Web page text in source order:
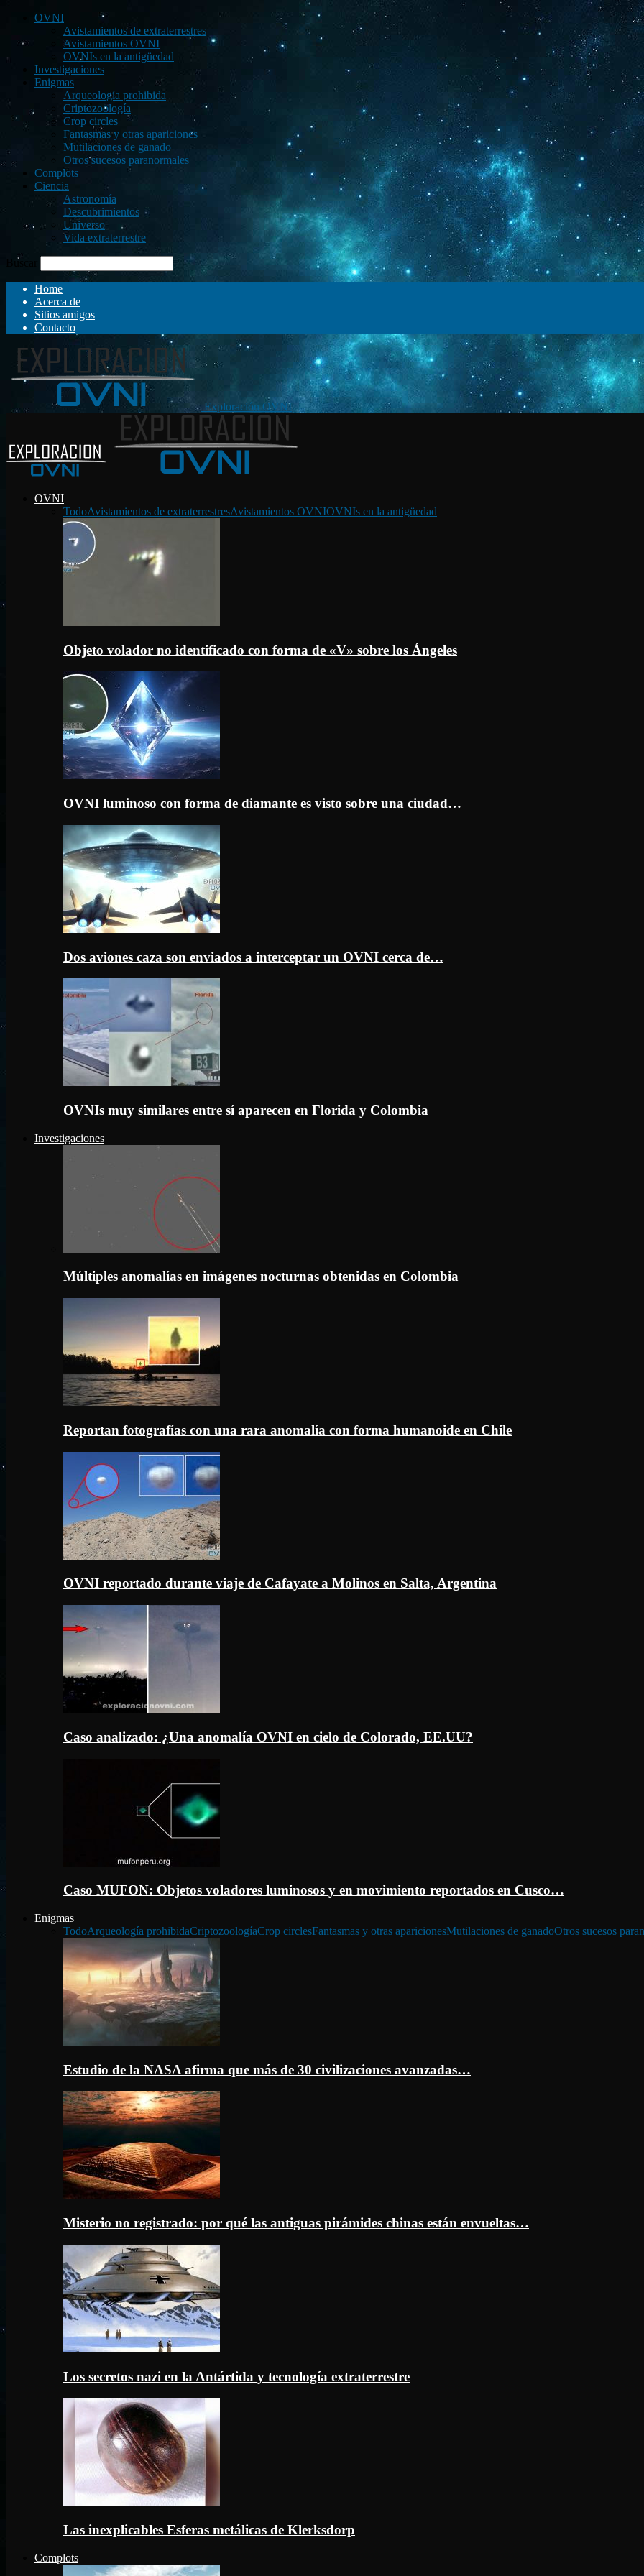
OVNI
Avistamientos de extraterrestres
Avistamientos OVNI
OVNIs en la antigüedad
Investigaciones
Enigmas
Arqueología prohibida
Criptozoología
Crop circles
Fantasmas y otras apariciones
Mutilaciones de ganado
Otros sucesos paranormales
Complots
Ciencia
Astronomía
Descubrimientos
Universo
Vida extraterrestre
Buscar
Home
Acerca de
Sitios amigos
Contacto
Exploración OVNI
OVNI
TodoAvistamientos de extraterrestresAvistamientos OVNIOVNIs en la antigüedad
Objeto volador no identificado con forma de «V» sobre los Ángeles
OVNI luminoso con forma de diamante es visto sobre una ciudad…
Dos aviones caza son enviados a interceptar un OVNI cerca de…
OVNIs muy similares entre sí aparecen en Florida y Colombia
Investigaciones
Múltiples anomalías en imágenes nocturnas obtenidas en Colombia
Reportan fotografías con una rara anomalía con forma humanoide en Chile
OVNI reportado durante viaje de Cafayate a Molinos en Salta, Argentina
Caso analizado: ¿Una anomalía OVNI en cielo de Colorado, EE.UU?
Caso MUFON: Objetos voladores luminosos y en movimiento reportados en Cusco…
Enigmas
TodoArqueología prohibidaCriptozoologíaCrop circlesFantasmas y otras aparicionesMutilaciones de ganadoOtros sucesos
Estudio de la NASA afirma que más de 30 civilizaciones avanzadas…
Misterio no registrado: por qué las antiguas pirámides chinas están envueltas…
Los secretos nazi en la Antártida y tecnología extraterrestre
Las inexplicables Esferas metálicas de Klerksdorp
Complots